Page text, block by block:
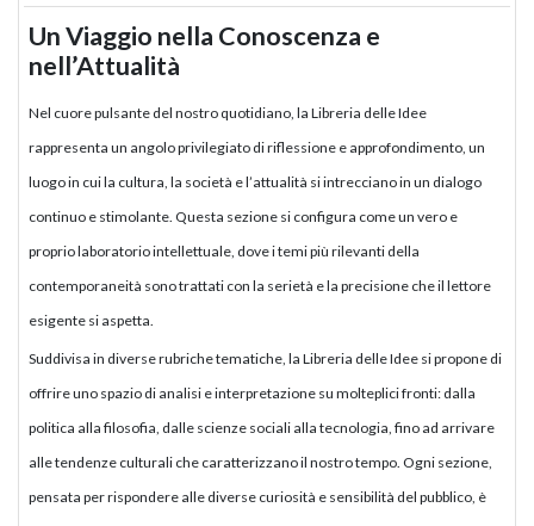
Un Viaggio nella Conoscenza e
nell’Attualità
Nel cuore pulsante del nostro quotidiano, la Libreria delle Idee
rappresenta un angolo privilegiato di riflessione e approfondimento, un
luogo in cui la cultura, la società e l’attualità si intrecciano in un dialogo
continuo e stimolante. Questa sezione si configura come un vero e
proprio laboratorio intellettuale, dove i temi più rilevanti della
contemporaneità sono trattati con la serietà e la precisione che il lettore
esigente si aspetta.
Suddivisa in diverse rubriche tematiche, la Libreria delle Idee si propone di
offrire uno spazio di analisi e interpretazione su molteplici fronti: dalla
politica alla filosofia, dalle scienze sociali alla tecnologia, fino ad arrivare
alle tendenze culturali che caratterizzano il nostro tempo. Ogni sezione,
pensata per rispondere alle diverse curiosità e sensibilità del pubblico, è